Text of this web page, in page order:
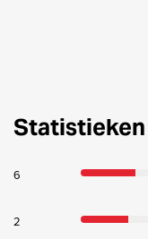
Statistieken
6
2